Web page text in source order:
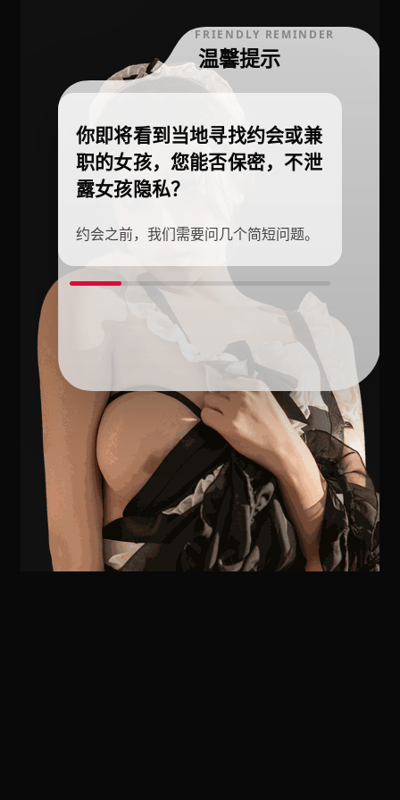
FRIENDLY REMINDER
温馨提示
你即将看到当地寻找约会或兼
职的女孩，您能否保密，不泄
露女孩隐私？
约会之前，我们需要问几个简短问题。